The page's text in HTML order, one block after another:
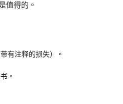
值得的。
有注释的损失）。
。